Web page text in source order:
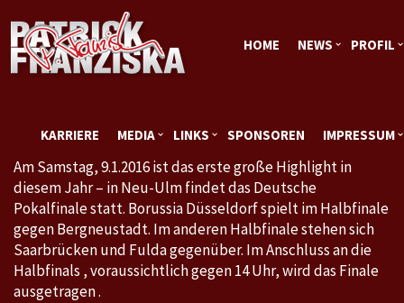
HOME NEWS PROFIL
KARRIERE MEDIA LINKS SPONSOREN IMPRESSUM
Am Samstag, 9.1.2016 ist das erste große Highlight in
diesem Jahr – in Neu-Ulm findet das Deutsche
Pokalfinale statt. Borussia Düsseldorf spielt im Halbfinale
gegen Bergneustadt. Im anderen Halbfinale stehen sich
Saarbrücken und Fulda gegenüber. Im Anschluss an die
Halbfinals , voraussichtlich gegen 14 Uhr, wird das Finale
ausgetragen .